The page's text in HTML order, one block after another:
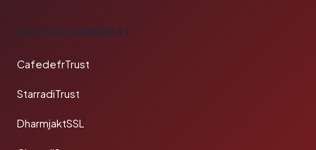
TAUTAN SAHABAT
CafedefrTrust
StarradiTrust
DharmjaktSSL